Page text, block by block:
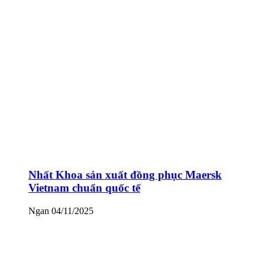
Nhất Khoa sản xuất đồng phục Maersk
Vietnam chuẩn quốc tế
Ngan 04/11/2025